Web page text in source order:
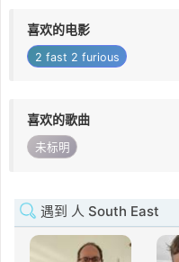
喜欢的电影
2 fast 2 furious
喜欢的歌曲
未标明
遇到 人 South East